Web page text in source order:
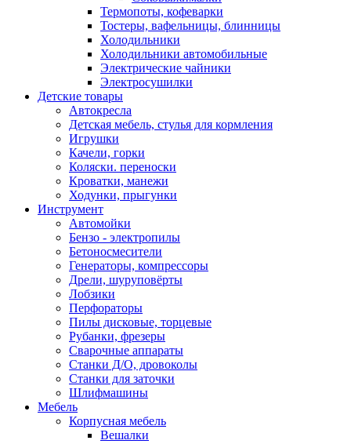
Термопоты, кофеварки
Тостеры, вафельницы, блинницы
Холодильники
Холодильники автомобильные
Электрические чайники
Электросушилки
Детские товары
Автокресла
Детская мебель, стулья для кормления
Игрушки
Качели, горки
Коляски. переноски
Кроватки, манежи
Ходунки, прыгунки
Инструмент
Автомойки
Бензо - электропилы
Бетоносмесители
Генераторы, компрессоры
Дрели, шуруповёрты
Лобзики
Перфораторы
Пилы дисковые, торцевые
Рубанки, фрезеры
Сварочные аппараты
Станки Д/О, дровоколы
Станки для заточки
Шлифмашины
Мебель
Корпусная мебель
Вешалки